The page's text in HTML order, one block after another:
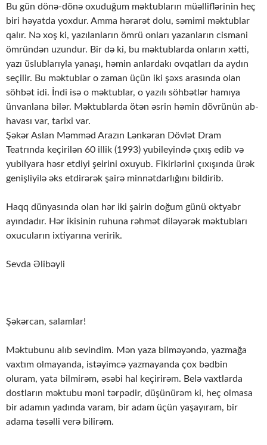
Bu gün dönə-dönə oxuduğum məktubların müəlliflərinin heç
biri həyatda yoxdur. Amma hərarət dolu, səmimi məktublar
qalır. Nə xoş ki, yazılanların ömrü onları yazanların cismani
ömründən uzundur. Bir də ki, bu məktublarda onların xətti,
yazı üslublarıyla yanaşı, həmin anlardakı ovqatları da aydın
seçilir. Bu məktublar o zaman üçün iki şəxs arasında olan
söhbət idi. İndi isə o məktublar, o yazılı söhbətlər hamıya
ünvanlana bilər. Məktublarda ötən əsrin həmin dövrünün ab-
havası var, tarixi var.
Şəkər Aslan Məmməd Arazın Lənkəran Dövlət Dram
Teatrında keçirilən 60 illik (1993) yubileyində çıxış edib və
yubilyara həsr etdiyi şeirini oxuyub. Fikirlərini çıxışında ürək
genişliyilə əks etdirərək şairə minnətdarlığını bildirib.
Haqq dünyasında olan hər iki şairin doğum günü oktyabr
ayındadır. Hər ikisinin ruhuna rəhmət diləyərək məktubları
oxucuların ixtiyarına veririk.
Sevda Əlibəyli
Şəkərcan, salamlar!
Məktubunu alıb sevindim. Mən yaza bilməyəndə, yazmağa
vaxtım olmayanda, istəyimcə yazmayanda çox bədbin
oluram, yata bilmirəm, əsəbi hal keçirirəm. Belə vaxtlarda
dostların məktubu məni tərpədir, düşünürəm ki, heç olmasa
bir adamın yadında varam, bir adam üçün yaşayıram, bir
adama təsəlli verə bilirəm.